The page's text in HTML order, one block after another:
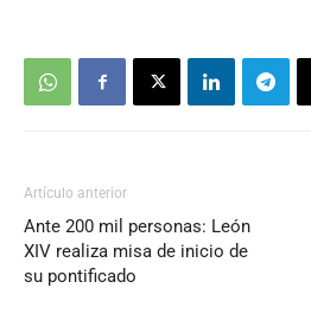
Artículo anterior
Ante 200 mil personas: León
XIV realiza misa de inicio de
su pontificado